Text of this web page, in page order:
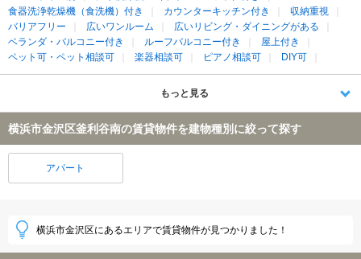
食器洗浄乾燥機（食洗機）付き
カウンターキッチン付き
収納重視
バリアフリー
広いワンルーム
広いリビング・ダイニングがある
ベランダ・バルコニー付き
ルーフバルコニー付き
屋上付き
ペット可・ペット相談可
楽器相談可 ピアノ相談可 DIY可
もっと見る
横浜市金沢区釜利谷南の賃貸物件を建物種別に絞って探す
アパート
横浜市金沢区にあるエリアで賃貸物件が見つかりました！